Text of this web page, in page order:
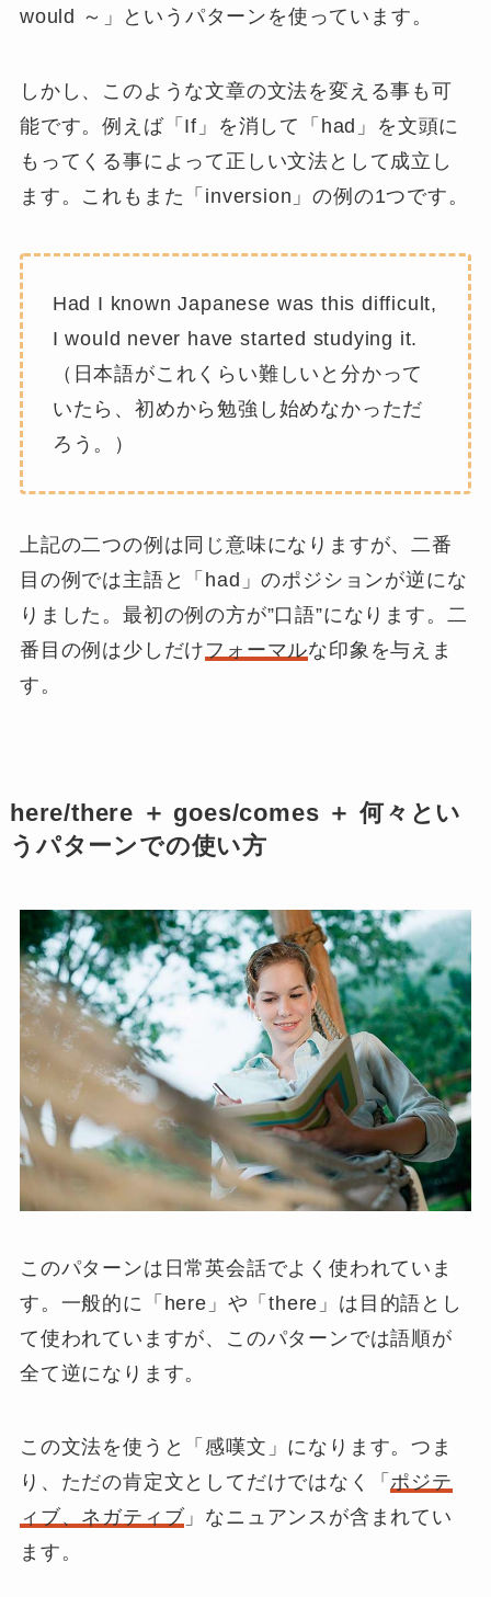
would ～ 」というパターンを使っています。
しかし、このような文章の文法を変える事も可
能です。例えば「If」を消して「had」を文頭に
もってくる事によって正しい文法として成立し
ます。これもまた「inversion」の例の1つです。
Had I known Japanese was this difficult,
I would never have started studying it.
（日本語がこれくらい難しいと分かって
いたら、初めから勉強し始めなかっただ
ろう。）
上記の二つの例は同じ意味になりますが、二番
目の例では主語と「had」のポジションが逆にな
りました。最初の例の方が”口語”になります。二
番目の例は少しだけ フォーマルな印象を与えま
す。
here/there ＋ goes/comes ＋ 何々とい
うパターンでの使い方
このパターンは日常英会話でよく使われていま
す。一般的に「here」や「there」は目的語とし
て使われていますが、このパターンでは語順が
全て逆になります。
この文法を使うと「 感嘆文 」になります。つま
り、ただの肯定文としてだけではなく「ポジテ
ィブ、ネガティブ 」なニュアンスが含まれてい
ます。